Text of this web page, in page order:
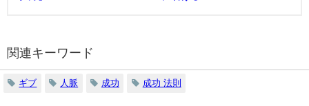
関連キーワード
ギブ 人脈 成功 成功 法則